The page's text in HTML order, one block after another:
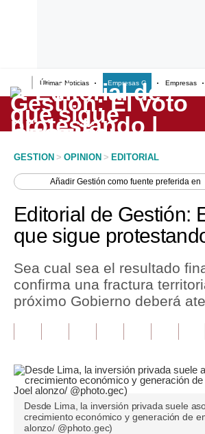
Últimas Noticias Empresas G Empresas
Lo último
Peru Quiosco
Economía
Política
Inmobiliarias
Plus G
GESTION > OPINION > EDITORIAL
AñadirGestión como fuente preferida en
Editorial de Gestión:
que sigue
Sea cual sea el resultado
confirma una fractura
próximo Gobierno deberá
Desde Lima, la inversión privada suele
crecimiento económico y generación de
alonzo/ @photo.gec)